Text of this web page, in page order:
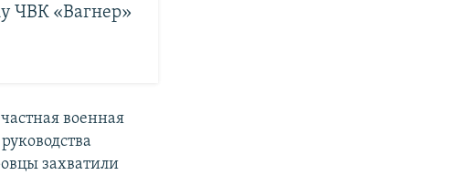
ЧВК «Вагнер»
военная
захватили